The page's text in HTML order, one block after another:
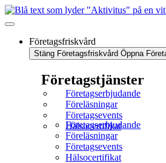
Företagsfriskvård
Stäng Företagsfriskvård Öppna
Företagstjänster
Företagserbjudande
Föreläsningar
Företagsevents
Hälsocertifikat
Företagserbjudande
Föreläsningar
Företagsevents
Hälsocertifikat